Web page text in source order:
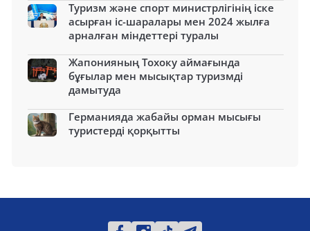
Туризм және спорт министрлігінің іске
асырған іс-шаралары мен 2024 жылға
арналған міндеттері туралы
Жапонияның Тохоку аймағында
бұғылар мен мысықтар туризмді
дамытуда
Германияда жабайы орман мысығы
туристерді қорқытты